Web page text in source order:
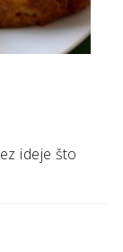
ideje što